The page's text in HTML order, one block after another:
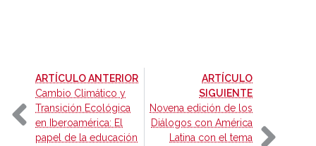
ARTÍCULO ANTERIOR-
Cambio Climático y
Transición Ecológica
en Iberoamérica: El
papel de la educación
ARTÍCULO
SIGUIENTE-
Novena edición de los
Diálogos con América
Latina con el tema